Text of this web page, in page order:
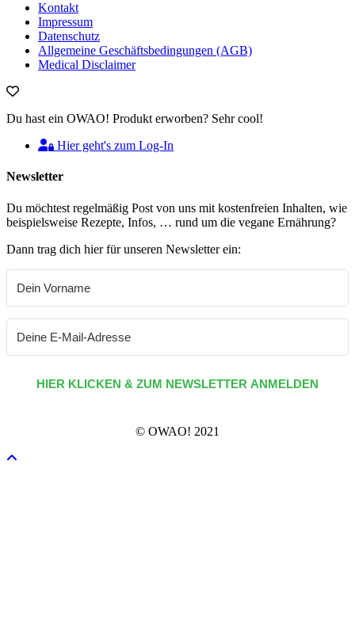
Kontakt
Impressum
Datenschutz
Allgemeine Geschäftsbedingungen (AGB)
Medical Disclaimer
Du hast ein OWAO! Produkt erworben? Sehr cool!
Hier geht's zum Log-In
Newsletter
Du möchtest regelmäßig Post von uns mit kostenfreien Inhalten, wie
beispielsweise Rezepte, Infos, … rund um die vegane Ernährung?
Dann trag dich hier für unseren Newsletter ein:
HIER KLICKEN & ZUM NEWSLETTER ANMELDEN
© OWAO! 2021